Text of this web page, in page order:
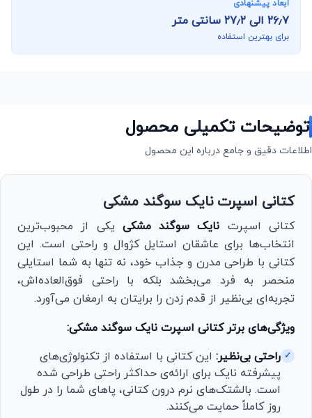
ابعاد پیشنهادی
۲۶٫۷ الی۲۷٫۲سانتی متر
برای بهترین استفاده
توضیحات تکمیلی محصول
اطلاعات دقیق و جامع درباره این محصول
کتانی اسپرت نایک سوگند مشکی
کتانی اسپرت نایک سوگند مشکی یکی از محبوب‌ترین
انتخاب‌ها برای عاشقان استایل کژوال و راحتی است. این
کتانی با طراحی مدرن و جذاب خود، نه تنها به شما استایلی
منحصر به فرد می‌بخشد بلکه با راحتی فوق‌العاده‌اش،
تجربه‌ای بی‌نظیر از قدم زدن را برایتان به ارمغان می‌آورد.
ویژگی‌های برتر کتانی اسپرت نایک سوگند مشکی:
✓ راحتی بی‌نظیر: این کتانی با استفاده از تکنولوژی‌های
پیشرفته نایک برای ارائه‌ی حداکثر راحتی طراحی شده
است. بالشتک‌های نرم درون کتانی، پاهای شما را در طول
روز کاملاً حمایت می‌کنند.